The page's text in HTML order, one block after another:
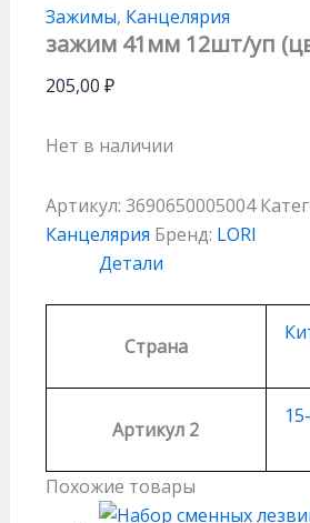
Зажимы, Канцелярия
зажим 41мм 12шт/уп
205,00 ₽
Нет в наличии
Артикул: 3690650005004
Канцелярия Бренд: LORI
Детали
Страна
Артикул 2
Похожие товары